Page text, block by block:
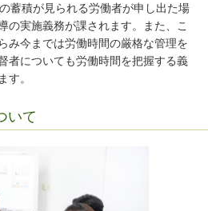
蓄積が見られる労働者が申し出た場
の実施義務が課されます。また、こ
み今までは労働時間の厳格な管理を
者についても労働時間を把握する義
す。
いて